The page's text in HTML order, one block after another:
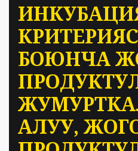
БОЮНЧА
АЛУУ,